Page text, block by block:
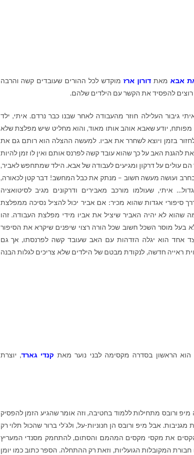
אבאמאת דורון ארזמוקדש לכל ההורים שעובדים קשה והרבה
רוצים להפסיד את הקשר עם הילדים שלהם.
גיבור העלילה חוזר מהעבודה לאחר שבנו כבר נרדם. איתי, ילד
מפותח, יודע שאבא אוהב אותו מאוד, והוא מחליט שיש מפלצת שלא
בזמן ויוצא לשחרר את אביו. למעשה ההצלה הוא רותם גם את
להגנת האב על כך שהוא עובד קשה לפרנס אותם ואין לו זמן להיות
הם עולים על דרקון ומגיעים לעבודה של אבא. הילד שמתחפש לאביר,
ועושה מעשה חשוב – מנתק את כבל המחשב! דבר קטן לכאורה,
איתי, שעולמו מורכב מאבירים ודרקונים מגיב לסיטואציה
סיפורי אגדות שהוא מכיר: אם אביר יכול להציל נסיכה ממפלצת
שהוא לא יהיה האביר שיציל את אביו מידי מפלצת העבודה. זהו
בעל מוסר השכל חשוב שכל הורה רצוי שיפנים שיקרא את הסיפור
אחד הוא יגלה הזדהות עם האב שעובד קשה לפרנסתו, אך גם
ראייה חדשה, לנקודת מבטם של הילדים שלא צריכים לגלות הבנה
הוא הראשון בסדרה מקסימה לבני נוער מאת קנדי גארד, יוצרת
מיפ ורובס מתחילות ללמוד בחטיבה, וזה אומר שהגיע הזמן להפסיק
אבל מיפ ורובס הן חנוניות-על, ולג'לי ברור שהכול תלוי רק
את מקסי מקסים המהמם והסתום, להתחמק מסנדי המעריץ
חבורת המקובלות הגועליות, וזאת רק ההתחלה. הספר כתוב כמו יומן